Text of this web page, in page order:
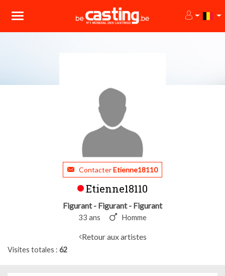
ContacterEtienne18110
Etienne18110
Figurant - Figurant - Figurant
33 ans Homme
Retour aux artistes
Visites totales 62